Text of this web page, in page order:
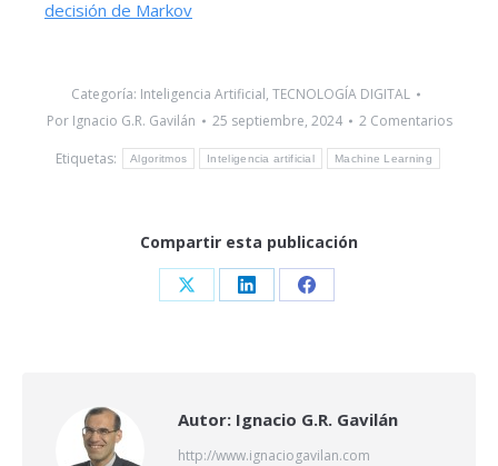
decisión de Markov
Categoría: Inteligencia Artificial, TECNOLOGÍA DIGITAL
Por Ignacio G.R. Gavilán 25 septiembre, 2024
2 Comentarios
Etiquetas:
Algoritmos Inteligencia artificial Machine Learning
Compartir esta publicación
Share Share Share
Autor: Ignacio G.R. Gavilán
http://www.ignaciogavilan.com